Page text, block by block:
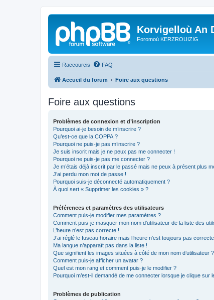
Korvigelloù An
Foromoù KERZROUIZIG
Raccourcis FAQ
Accueil du forum Foire aux questions
Foire aux questions
Problèmes de connexion et d’inscription
Pourquoi ai-je besoin de m’inscrire ?
Qu’est-ce que la COPPA ?
Pourquoi ne puis-je pas m’inscrire ?
Je suis inscrit mais je ne peux pas me connecter !
Pourquoi ne puis-je pas me connecter ?
Je m’étais déjà inscrit par le passé mais ne peux à présent plus
J’ai perdu mon mot de passe !
Pourquoi suis-je déconnecté automatiquement ?
À quoi sert « Supprimer les cookies » ?
Préférences et paramètres des utilisateurs
Comment puis-je modifier mes paramètres ?
Comment puis-je masquer mon nom d’utilisateur de la liste des
L’heure n’est pas correcte !
J’ai réglé le fuseau horaire mais l’heure n’est toujours pas
Ma langue n’apparaît pas dans la liste !
Que signifient les images situées à côté de mon nom d’utilisateur ?
Comment puis-je afficher un avatar ?
Quel est mon rang et comment puis-je le modifier ?
Pourquoi m’est-il demandé de me connecter lorsque je clique sur
Problèmes de publication